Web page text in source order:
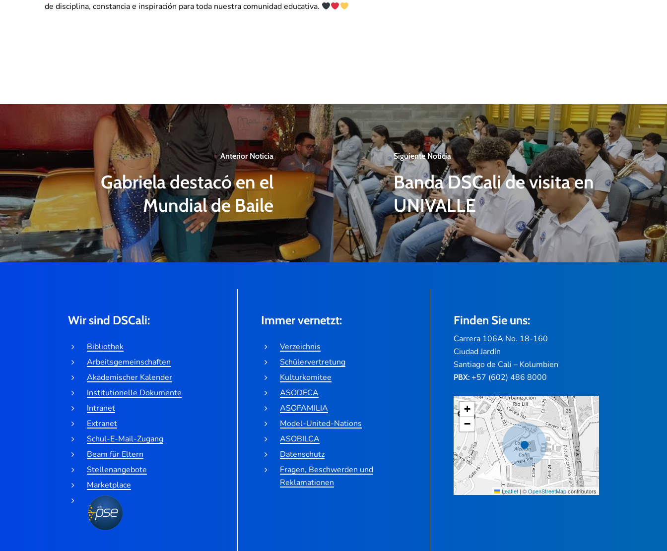
de disciplina, constancia e inspiración para toda nuestra comunidad educativa.
Anterior Noticia
Gabriela destacó en el
Mundial de Baile
Siguiente Noticia
Banda DSCali de visita en
UNIVALLE
Wir sind DSCali:
Bibliothek
Arbeitsgemeinschaften
Akademischer Kalender
Institutionelle Dokumente
Intranet
Extranet
Schul-E-Mail-Zugang
Beam für Eltern
Stellenangebote
Marketplace
Immer vernetzt:
Verzeichnis
Schülervertretung
Kulturkomitee
ASODECA
ASOFAMILIA
Model-United-Nations
ASOBILCA
Datenschutz
Fragen, Beschwerden und
Reklamationen
Finden Sie uns:
Carrera 106A No. 18-160
Ciudad Jardín
Santiago de Cali – Kolumbien
PBX:+57 (602) 486 8000
+
−
Leaflet | ©OpenStreetMapcontributors